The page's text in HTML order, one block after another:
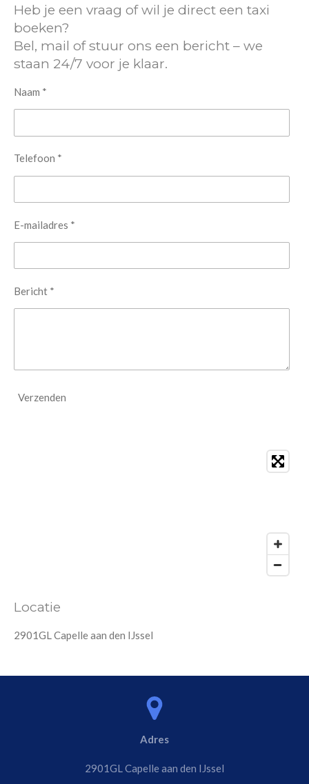
Heb je een vraag of wil je direct een taxi
boeken?
Bel, mail of stuur ons een bericht – we
staan 24/7 voor je klaar.
Naam *
Telefoon *
E-mailadres *
Bericht *
Verzenden
Locatie
2901GL Capelle aan den IJssel
Adres
2901GL Capelle aan den IJssel